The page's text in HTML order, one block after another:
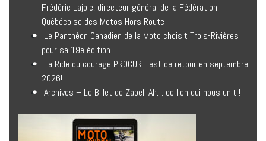
Frédéric Lajoie, directeur général de la Fédération
Québécoise des Motos Hors Route
Le Panthéon Canadien de la Moto choisit Trois-Rivières
pour sa 19e édition
La Ride du courage PROCURE est de retour en septembre
2026!
Archives – Le Billet de Zabel. Ah… ce lien qui nous unit !